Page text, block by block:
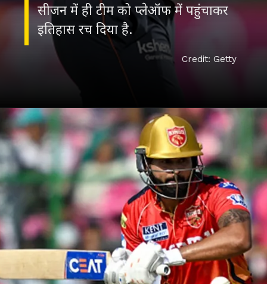
सीजन में ही टीम को प्लेऑफ में पहुंचाकर
इतिहास रच दिया है.
Credit: Getty